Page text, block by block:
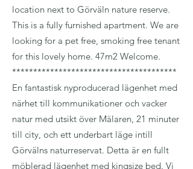
location next to Görväln nature reserve.
This is a fully furnished apartment. We are
looking for a pet free, smoking free tenant
for this lovely home. 47m2 Welcome.
***************************************
En fantastisk nyproducerad lägenhet med
närhet till kommunikationer och vacker
natur med utsikt över Mälaren, 21 minuter
till city, och ett underbart läge intill
Görvälns naturreservat. Detta är en fullt
möblerad lägenhet med kingsize bed. Vi